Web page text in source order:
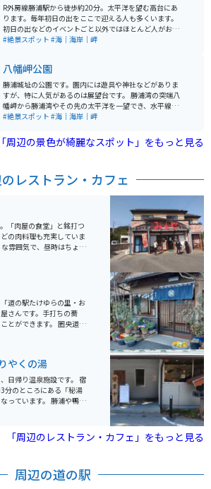
R外房線勝浦駅から徒歩約20分。太平洋を望む高台にあ
ります。毎年初日の出をここで迎える人も多くいます。
初日の出などのイベントごと以外ではほとんど人がおら
ず絶景を独占できます。駐車場、トイレなどもあるので
海道の函館の五稜郭へと向かっていた米国の汽船が、勝
浦川津沖で暴風雨により難破し、200人以上が亡くなる
悲劇が発生しました。この兵士たちが乗っていた船は、
維新政府によって旧幕府の鎮圧を命じられていた津軽藩
が平定できない状況の中、援軍としての要請を受けた熊
養するために、地元の川津の住民によって「官軍塚」が
建立され、その場所には記念碑も設置されています。 現
しむことができます。この地は悲しい歴史の背景を持ち
ながらも、自然の美しさとともにその歴史を伝え続けて
#絶景スポット #海｜海岸｜岬
八幡岬公園
勝浦城址の公園です。園内には遊具や神社などがありま
すが、特に人気があるのは展望台です。 勝浦湾の突端八
幡岬から勝浦湾やその先の太平洋を一望でき、水平線が
丸く見えます。徳川家康の側室・水戸光圀の祖母である
#絶景スポット #海｜海岸｜岬
「周辺の景色が綺麗なスポット」をもっと見る
レストラン・カフェ
「肉屋の食堂」と銘打つ
の肉料理も充実していま
雰囲気で、昼時はちょっ
族なども多く、店内は賑
道の駅たけゆらの里・お
さんです。手打ちの蕎
とができます。 圏央道・
ちょうど中間ぐらいにあ
あるので、ランチ休憩つ
利です。
やくの湯
日帰り温泉施設です。 宿
分のところにある「秘湯
す。 勝浦や鴨川
すが、秘湯という表現が
度なワインディングを楽
「周辺のレストラン・カフェ」をもっと見る
周辺の道の駅